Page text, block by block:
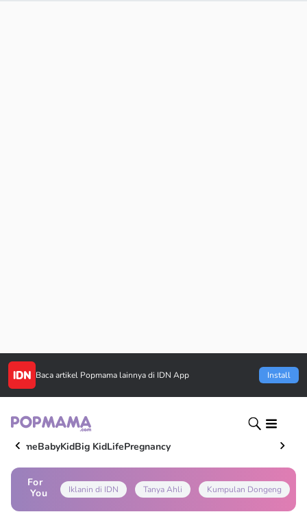
Baca artikel Popmama lainnya di IDN App Install
HomeBabyKidBig KidLifePregnancy
For
You
Iklanin di IDN Tanya Ahli Kumpulan Dongeng